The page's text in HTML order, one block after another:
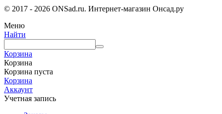
© 2017 - 2026 ONSad.ru. Интернет-магазин Онсад.ру
Меню
Найти
Корзина
Корзина
Корзина пуста
Корзина
Аккаунт
Учетная запись